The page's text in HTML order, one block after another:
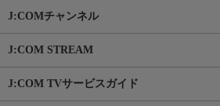
J:COMチャンネル
J:COM STREAM
J:COM TVサービスガイド